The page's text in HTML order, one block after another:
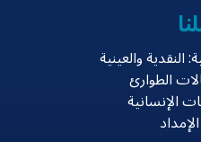
النقدية والعينية
الطوارئ
الإنسانية